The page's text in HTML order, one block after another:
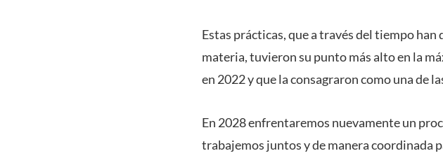
Estas prácticas, que a través del tiempo
materia, tuvieron su punto más alto en la
en 2022 y que la consagraron como una de
En 2028 enfrentaremos nuevamente un
trabajemos juntos y de manera coordinada